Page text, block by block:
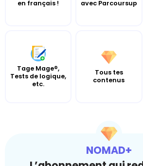
en français !
avec Parcoursup
Tage Mage®,
Tests de logique,
etc.
Tous tes
contenus
NOMAD+